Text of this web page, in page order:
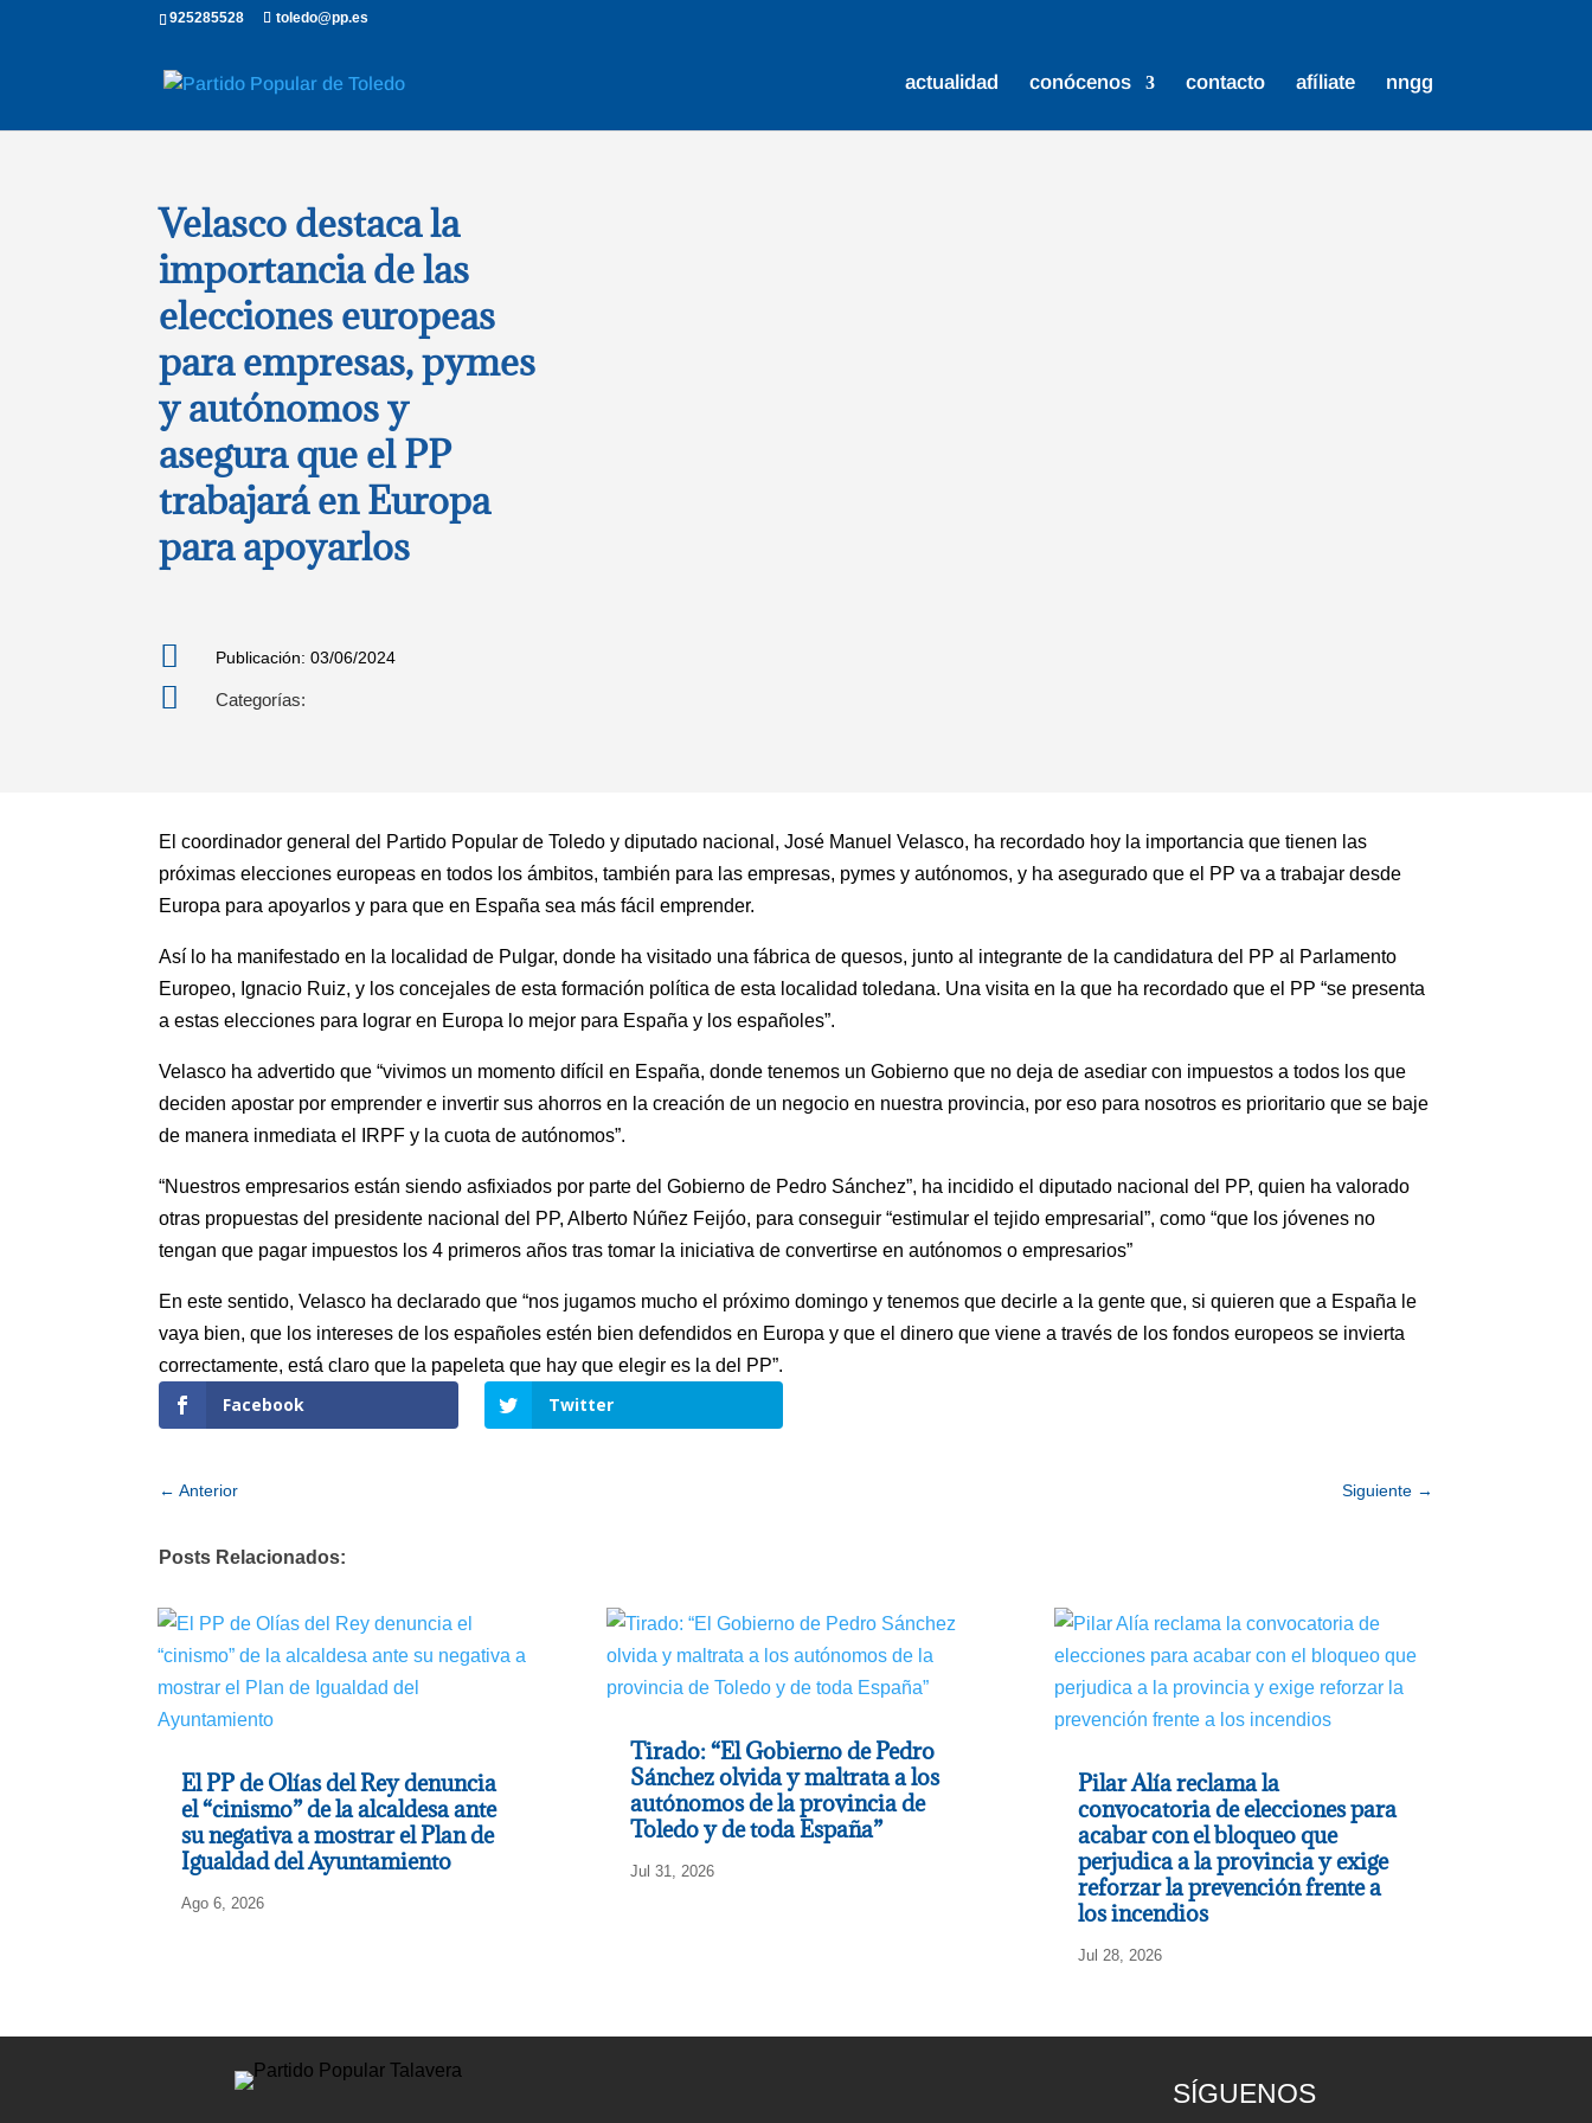
925285528 toledo@pp.es
actualidad conócenos contacto afíliate nngg
Velasco destaca la
importancia de las
elecciones europeas
para empresas, pymes
y autónomos y
asegura que el PP
trabajará en Europa
para apoyarlos
 Publicación: 03/06/2024
 Categorías:
El coordinador general del Partido Popular de Toledo y diputado nacional, José Manuel Velasco, ha recordado hoy la importancia que tienen las
próximas elecciones europeas en todos los ámbitos, también para las empresas, pymes y autónomos, y ha asegurado que el PP va a trabajar desde
Europa para apoyarlos y para que en España sea más fácil emprender.
Así lo ha manifestado en la localidad de Pulgar, donde ha visitado una fábrica de quesos, junto al integrante de la candidatura del PP al Parlamento
Europeo, Ignacio Ruiz, y los concejales de esta formación política de esta localidad toledana. Una visita en la que ha recordado que el PP “se presenta
a estas elecciones para lograr en Europa lo mejor para España y los españoles”.
Velasco ha advertido que “vivimos un momento difícil en España, donde tenemos un Gobierno que no deja de asediar con impuestos a todos los que
deciden apostar por emprender e invertir sus ahorros en la creación de un negocio en nuestra provincia, por eso para nosotros es prioritario que se baje
de manera inmediata el IRPF y la cuota de autónomos”.
“Nuestros empresarios están siendo asfixiados por parte del Gobierno de Pedro Sánchez”, ha incidido el diputado nacional del PP, quien ha valorado
otras propuestas del presidente nacional del PP, Alberto Núñez Feijóo, para conseguir “estimular el tejido empresarial”, como “que los jóvenes no
tengan que pagar impuestos los 4 primeros años tras tomar la iniciativa de convertirse en autónomos o empresarios”
En este sentido, Velasco ha declarado que “nos jugamos mucho el próximo domingo y tenemos que decirle a la gente que, si quieren que a España le
vaya bien, que los intereses de los españoles estén bien defendidos en Europa y que el dinero que viene a través de los fondos europeos se invierta
correctamente, está claro que la papeleta que hay que elegir es la del PP”.
Facebook Twitter
←Anterior Siguiente→
Posts Relacionados:
El PP de Olías del Rey denuncia
el “cinismo” de la alcaldesa ante
su negativa a mostrar el Plan de
Igualdad del Ayuntamiento
Ago 6, 2026
Tirado: “El Gobierno de Pedro
Sánchez olvida y maltrata a los
autónomos de la provincia de
Toledo y de toda España”
Jul 31, 2026
Pilar Alía reclama la
convocatoria de elecciones para
acabar con el bloqueo que
perjudica a la provincia y exige
reforzar la prevención frente a
los incendios
Jul 28, 2026
SÍGUENOS